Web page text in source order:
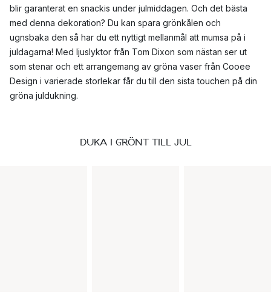
blir garanterat en snackis under julmiddagen. Och det bästa
med denna dekoration? Du kan spara grönkålen och
ugnsbaka den så har du ett nyttigt mellanmål att mumsa på i
juldagarna! Med ljuslyktor från Tom Dixon som nästan ser ut
som stenar och ett arrangemang av gröna vaser från Cooee
Design i varierade storlekar får du till den sista touchen på din
gröna juldukning.
DUKA I GRÖNT TILL JUL